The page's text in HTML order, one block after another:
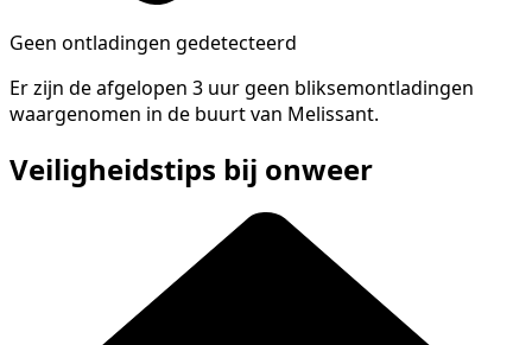
Geen ontladingen gedetecteerd
Er zijn de afgelopen 3 uur geen bliksemontladingen
waargenomen in de buurt van Melissant.
Veiligheidstips bij onweer